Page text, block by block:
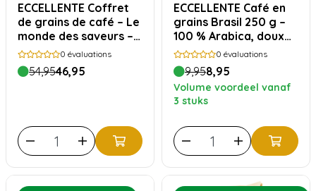
ECCELLENTE Coffret
de grains de café – Le
monde des saveurs – 1
500 grammes
0 évaluations
54,9546,95
ECCELLENTE Café en
grains Brasil 250 g –
100 % Arabica, doux
et rond 0 évaluations
9,958,95
Volume voordeel vanaf
3 stuks